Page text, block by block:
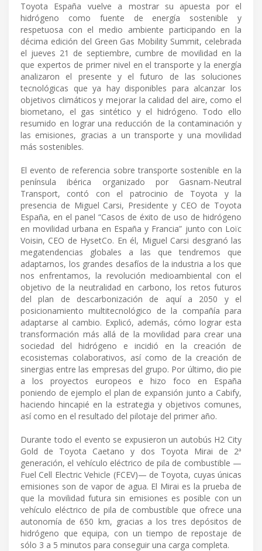
Toyota España vuelve a mostrar su apuesta por el
hidrógeno como fuente de energía sostenible y
respetuosa con el medio ambiente participando en la
décima edición del Green Gas Mobility Summit, celebrada
el jueves 21 de septiembre, cumbre de movilidad en la
que expertos de primer nivel en el transporte y la energía
analizaron el presente y el futuro de las soluciones
tecnológicas que ya hay disponibles para alcanzar los
objetivos climáticos y mejorar la calidad del aire, como el
biometano, el gas sintético y el hidrógeno. Todo ello
resumido en lograr una reducción de la contaminación y
las emisiones, gracias a un transporte y una movilidad
más sostenibles.
El evento de referencia sobre transporte sostenible en la
península ibérica organizado por Gasnam-Neutral
Transport, contó con el patrocinio de Toyota y la
presencia de Miguel Carsi, Presidente y CEO de Toyota
España, en el panel “Casos de éxito de uso de hidrógeno
en movilidad urbana en España y Francia” junto con Loïc
Voisin, CEO de HysetCo. En él, Miguel Carsi desgranó las
megatendencias globales a las que tendremos que
adaptarnos, los grandes desafíos de la industria a los que
nos enfrentamos, la revolución medioambiental con el
objetivo de la neutralidad en carbono, los retos futuros
del plan de descarbonización de aquí a 2050 y el
posicionamiento multitecnológico de la compañía para
adaptarse al cambio. Explicó, además, cómo lograr esta
transformación más allá de la movilidad para crear una
sociedad del hidrógeno e incidió en la creación de
ecosistemas colaborativos, así como de la creación de
sinergias entre las empresas del grupo. Por último, dio pie
a los proyectos europeos e hizo foco en España
poniendo de ejemplo el plan de expansión junto a Cabify,
haciendo hincapié en la estrategia y objetivos comunes,
así como en el resultado del pilotaje del primer año.
Durante todo el evento se expusieron un autobús H2 City
Gold de Toyota Caetano y dos Toyota Mirai de 2ª
generación, el vehículo eléctrico de pila de combustible —
Fuel Cell Electric Vehicle (FCEV)— de Toyota, cuyas únicas
emisiones son de vapor de agua. El Mirai es la prueba de
que la movilidad futura sin emisiones es posible con un
vehículo eléctrico de pila de combustible que ofrece una
autonomía de 650 km, gracias a los tres depósitos de
hidrógeno que equipa, con un tiempo de repostaje de
sólo 3 a 5 minutos para conseguir una carga completa.